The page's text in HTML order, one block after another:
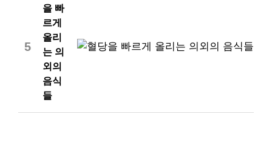
5
을 빠
르게
올리
는 의
외의
음식
들